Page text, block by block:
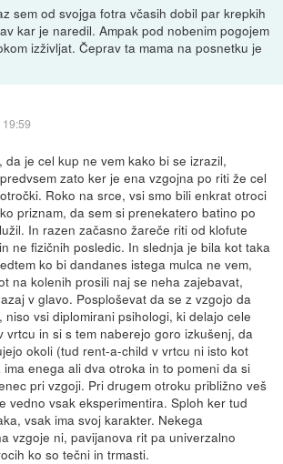
sem od svojga fotra včasih dobil par krepkih
kar je naredil. Ampak pod nobenim pogojem
izživljat. Čeprav ta mama na posnetku je
da je cel kup ne vem kako bi se izrazil,
zato ker je ena vzgojna po riti že cel
Roko na srce, vsi smo bili enkrat otroci
priznam, da sem si prenekatero batino po
In razen začasno žareče riti od klofute
ne fizičnih posledic. In slednja je bila kot taka
ko bi dandanes istega mulca ne vem,
na kolenih prosili naj se neha zajebavat,
v glavo. Posploševat da se z vzgojo da
niso vsi diplomirani psihologi, ki delajo cele
vrtcu in si s tem naberejo goro izkušenj, da
okoli (tud rent-a-child v vrtcu ni isto kot
enega ali dva otroka in to pomeni da si
pri vzgoji. Pri drugem otroku približno veš
vedno vsak eksperimentira. Sploh ker tud
vsak ima svoj karakter. Nekega
vzgoje ni, pavijanova rit pa univerzalno
ko so tečni in trmasti.